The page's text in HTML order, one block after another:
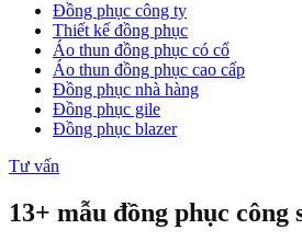
Đồng phục công ty
Thiết kế đồng phục
Áo thun đồng phục có cổ
Áo thun đồng phục cao cấp
Đồng phục nhà hàng
Đồng phục gile
Đồng phục blazer
Tư vấn
13+ mẫu đồng phục